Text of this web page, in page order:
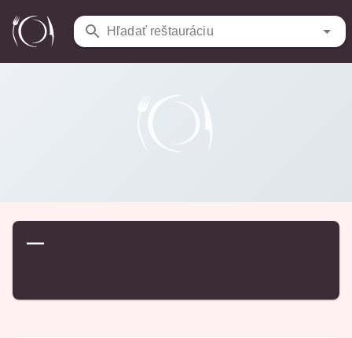
Hľadať reštauráciu
Reštaurácie /
—